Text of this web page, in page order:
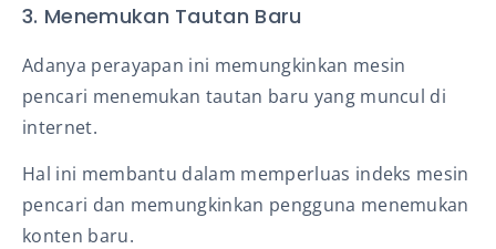
3. Menemukan Tautan Baru
Adanya perayapan ini memungkinkan mesin
pencari menemukan tautan baru yang muncul di
internet.
Hal ini membantu dalam memperluas indeks mesin
pencari dan memungkinkan pengguna menemukan
konten baru.